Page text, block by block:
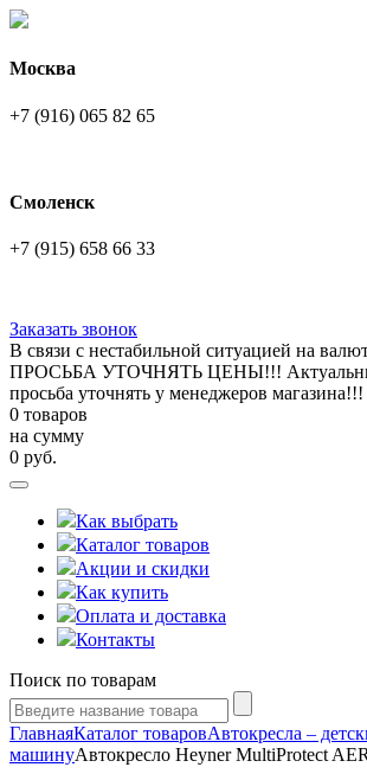
Москва
+7 (916) 065 82 65
Смоленск
+7 (915) 658 66 33
Заказать звонок
В связи с нестабильной ситуацией на
ПРОСЬБА УТОЧНЯТЬ ЦЕНЫ!!!
просьба уточнять у менеджеров магазина!!!
0 товаров
на сумму
0 руб.
Как выбрать
Каталог товаров
Акции и скидки
Как купить
Оплата и доставка
Контакты
Поиск по товарам
ГлавнаяКаталог товаровАвтокресла –
машинуАвтокресло Heyner MultiProtect